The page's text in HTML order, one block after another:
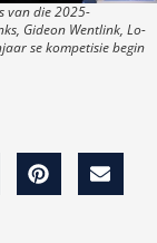
van die 2025-
Gideon Wentlink, Lo-
se kompetisie begin